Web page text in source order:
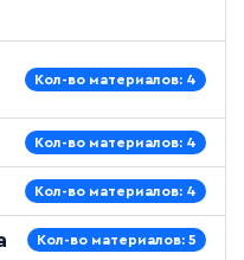
Кол-во материалов: 4
Кол-во материалов: 4
Кол-во материалов: 4
Кол-во материалов: 5